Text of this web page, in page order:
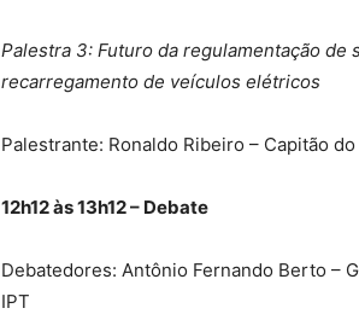
Palestra 3: Futuro da regulamentação
recarregamento de veículos elétricos
Palestrante: Ronaldo Ribeiro – Capitão
12h12 às 13h12 – Debate
Debatedores: Antônio Fernando Berto –
IPT